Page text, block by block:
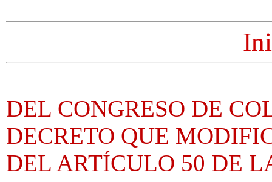
DEL CONGRESO DE
DECRETO QUE
DEL ARTÍCULO 50 DE